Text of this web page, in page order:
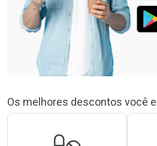
Os melhores descontos você